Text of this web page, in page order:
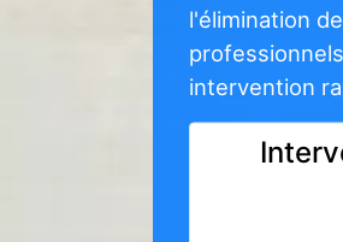
l'élimination
intervention